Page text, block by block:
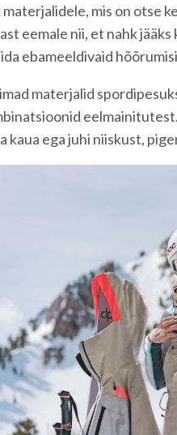
materjalidele, mis on otse
eemale nii, et nahk
ebameeldivaid
materjalid
kaua ega juhi niiskust,